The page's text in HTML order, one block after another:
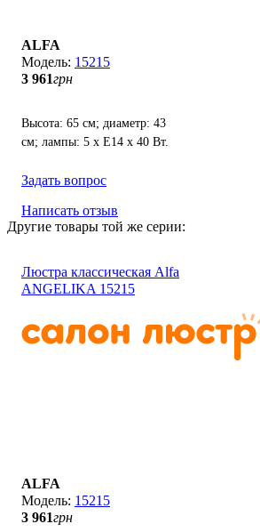
ALFA
15215
3 961грн
Высота: 65 см; диаметр: 43
см; лампы: 5 х Е14 х 40 Вт.
Задать вопрос
Написать отзыв
Другие товары той же серии:
Люстра классическая Alfa
ANGELIKA 15215
ALFA
15215
3 961грн